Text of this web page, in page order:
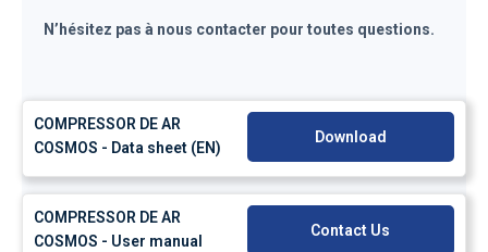
N’hésitez pas à nous contacter pour toutes questions.
COMPRESSOR DE AR
COSMOS - Data sheet (EN)
Download
COMPRESSOR DE AR
COSMOS - User manual
Contact Us